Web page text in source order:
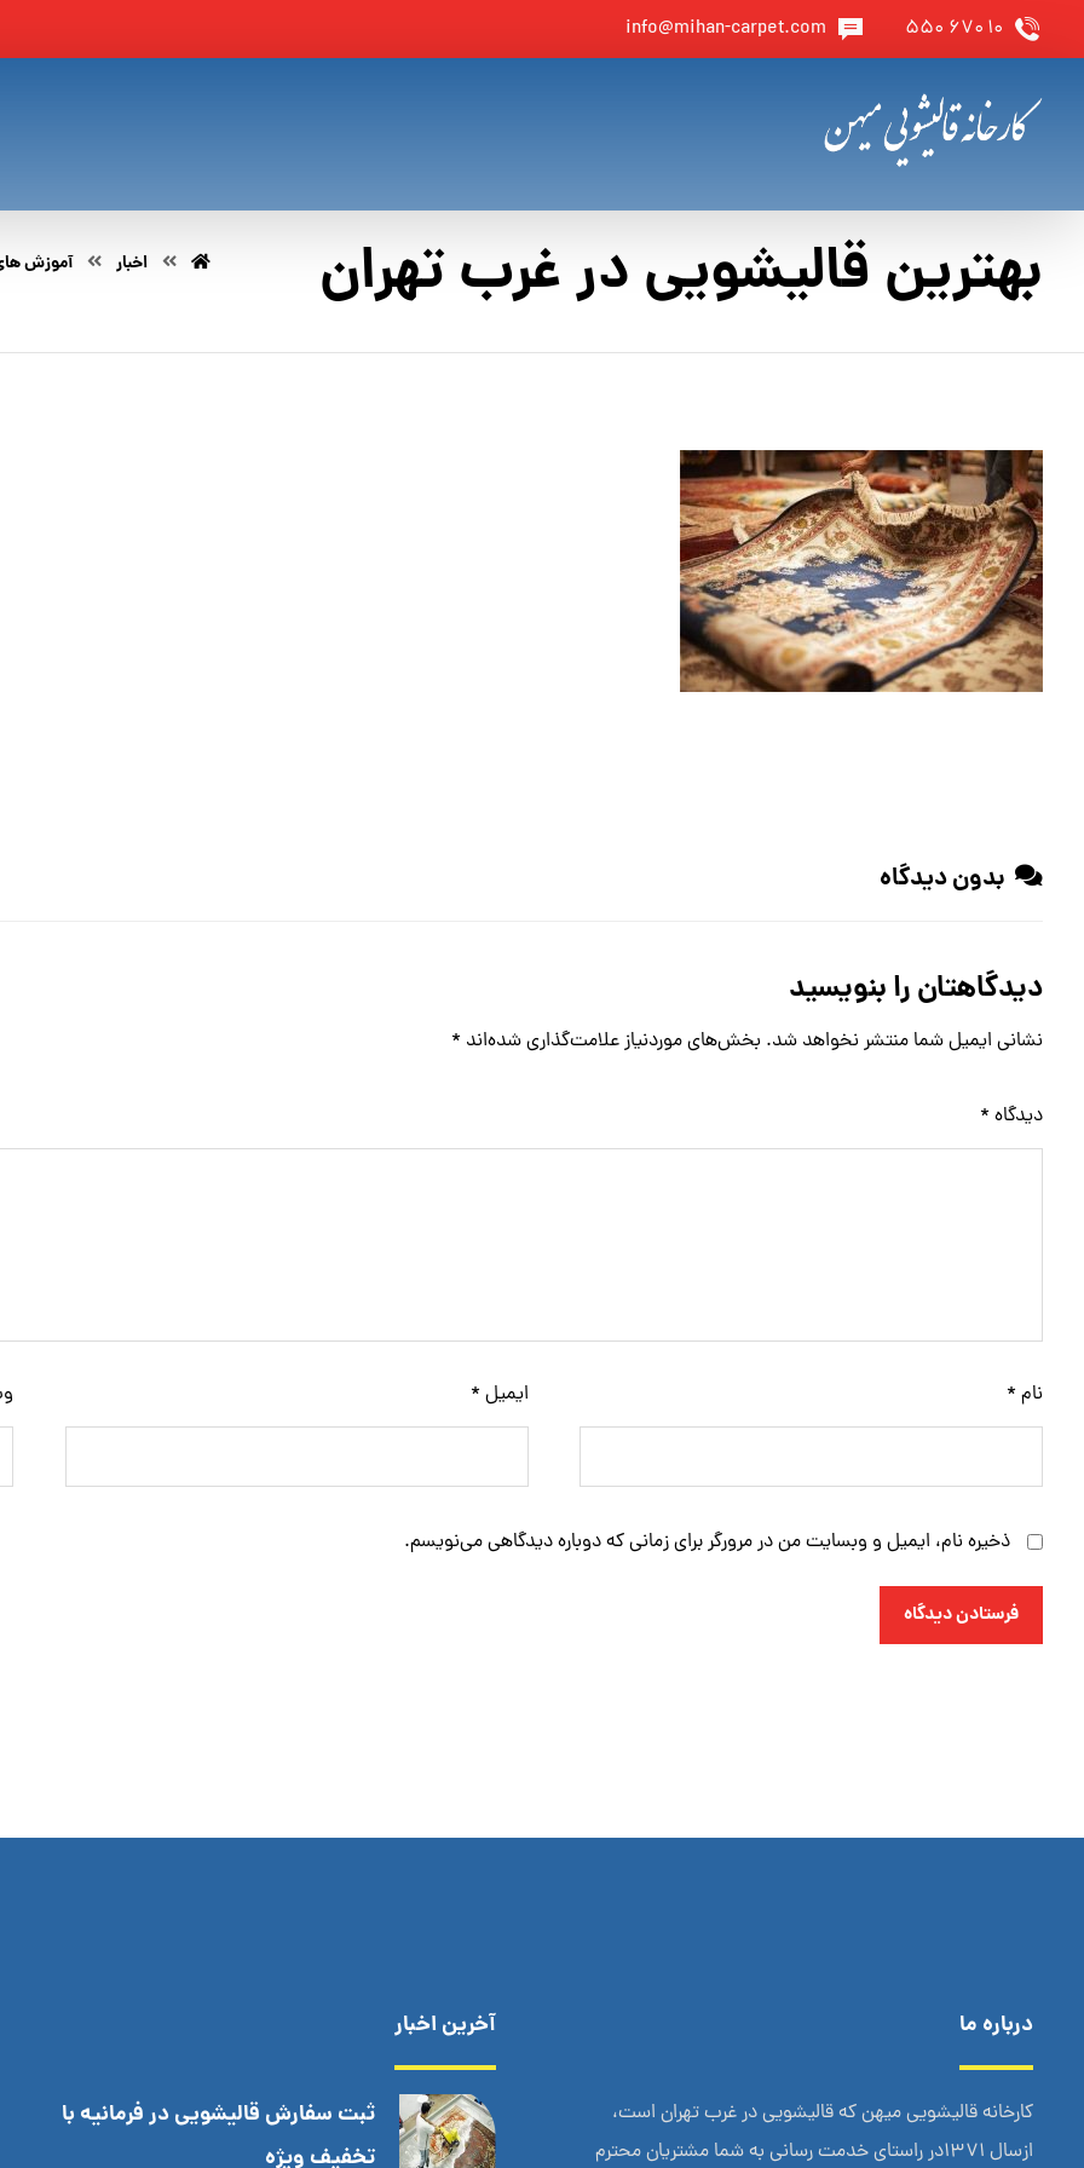
۱۰ ۶۷۰ ۵۵۰ info@mihan-carpet.com
بهترین قالیشویی در غرب تهران اخبار آموزش
بدون دیدگاه
دیدگاهتان را بنویسید
نشانی ایمیل شما منتشر نخواهد شد. بخش‌های موردنیاز علامت‌گذاری شده‌اند *
دیدگاه *
نام * ایمیل *
ذخیره نام، ایمیل و وبسایت من در مرورگر برای زمانی که دوباره دیدگاهی می‌نویسم.
فرستادن دیدگاه
درباره ما
کارخانه قالیشویی میهن که قالیشویی در غرب تهران است،
ازسال 1371در راستای خدمت رسانی به شما مشتریان محترم
آخرین اخبار
ثبت سفارش قالیشویی در فرمانیه با
تخفیف ویژه